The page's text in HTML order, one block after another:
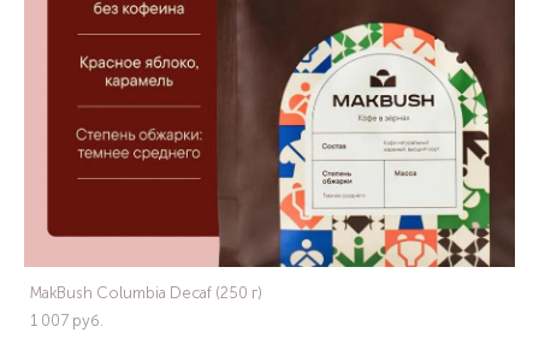
MakBush Columbia Decaf (250 г)
1 007 pуб.